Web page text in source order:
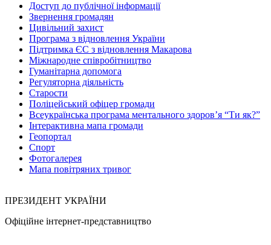
Доступ до публічної інформації
Звернення громадян
Цивільний захист
Програма з відновлення України
Підтримка ЄС з відновлення Макарова
Міжнародне співробітництво
Гуманітарна допомога
Регуляторна діяльність
Старости
Поліцейський офіцер громади
Всеукраїнська програма ментального здоров’я “Ти як?”
Інтерактивна мапа громади
Геопортал
Спорт
Фотогалерея
Мапа повітряних тривог
ПРЕЗИДЕНТ УКРАЇНИ
Офіційне інтернет-представництво